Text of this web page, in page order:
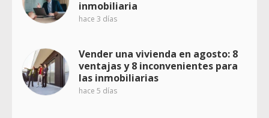
inmobiliaria
hace 3 días
Vender una vivienda en agosto: 8
ventajas y 8 inconvenientes para
las inmobiliarias
hace 5 días